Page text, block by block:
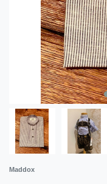
Maddox